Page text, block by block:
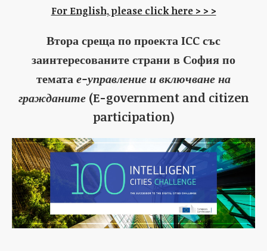
For English, please click here > > >
Втора среща по проекта ICC със
заинтересованите страни в София по
тематае-управление и включване на
гражданите(E-government and citizen
participation)